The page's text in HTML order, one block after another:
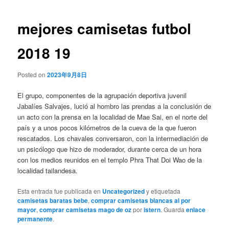
mejores camisetas futbol
2018 19
Posted on2023年9月8日
El grupo, componentes de la agrupación deportiva juvenil
Jabalíes Salvajes, lució al hombro las prendas a la conclusión de
un acto con la prensa en la localidad de Mae Sai, en el norte del
país y a unos pocos kilómetros de la cueva de la que fueron
rescatados. Los chavales conversaron, con la intermediación de
un psicólogo que hizo de moderador, durante cerca de un hora
con los medios reunidos en el templo Phra That Doi Wao de la
localidad tailandesa.
Esta entrada fue publicada en Uncategorizedy etiquetada
camisetas baratas bebe,comprar camisetas blancas al por
mayor,comprar camisetas mago de ozporistern. Guardaenlace
permanente.